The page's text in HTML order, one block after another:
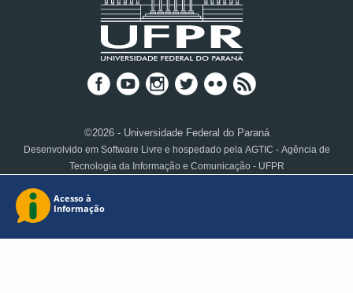
©2026 - Universidade Federal do Paraná
Desenvolvido em Software Livre e hospedado pela AGTIC - Agência de
Tecnologia da Informação e Comunicação - UFPR